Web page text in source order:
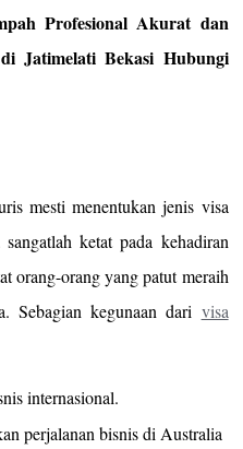
Profesional Akurat dan
Jatimelati Bekasi Hubungi
mesti menentukan jenis visa
ketat pada kehadiran
orang-orang yang patut meraih
Sebagian kegunaan dari visa
internasional.
perjalanan bisnis di Australia